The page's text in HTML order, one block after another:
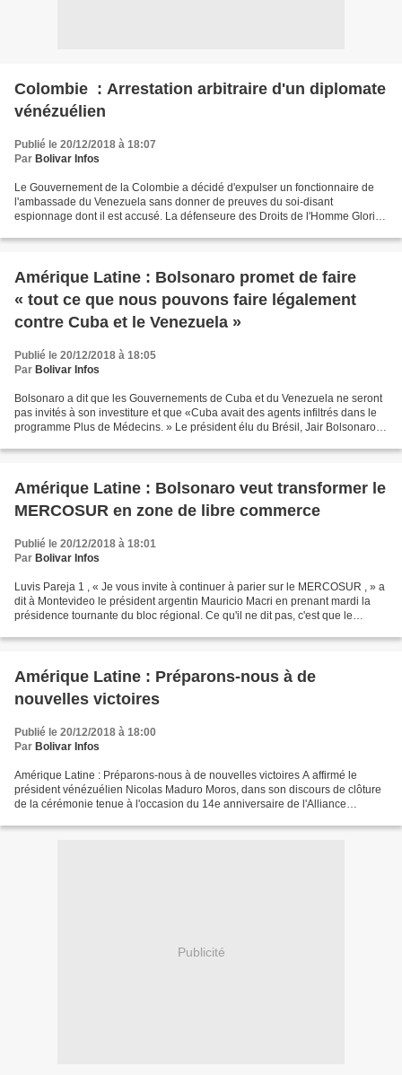
Colombie : Arrestation arbitraire d'un diplomate
vénézuélien
Publié le 20/12/2018 à 18:07
Par Bolivar Infos
Le Gouvernement de la Colombie a décidé d'expulser un fonctionnaire de
l'ambassade du Venezuela sans donner de preuves du soi-disant
espionnage dont il est accusé. La défenseure des Droits de l'Homme Gloria
Amérique Latine : Bolsonaro promet de faire
« tout ce que nous pouvons faire légalement
contre Cuba et le Venezuela »
Publié le 20/12/2018 à 18:05
Par Bolivar Infos
Bolsonaro a dit que les Gouvernements de Cuba et du Venezuela ne seront
pas invités à son investiture et que «Cuba avait des agents infiltrés dans le
programme Plus de Médecins. » Le président élu du Brésil, Jair Bolsonaro, a
Amérique Latine : Bolsonaro veut transformer le
MERCOSUR en zone de libre commerce
Publié le 20/12/2018 à 18:01
Par Bolivar Infos
Luvis Pareja 1 , « Je vous invite à continuer à parier sur le MERCOSUR , » a
dit à Montevideo le président argentin Mauricio Macri en prenant mardi la
présidence tournante du bloc régional. Ce qu'il ne dit pas, c'est que le
Amérique Latine : Préparons-nous à de
nouvelles victoires
Publié le 20/12/2018 à 18:00
Par Bolivar Infos
Amérique Latine : Préparons-nous à de nouvelles victoires A affirmé le
président vénézuélien Nicolas Maduro Moros, dans son discours de clôture
de la cérémonie tenue à l'occasion du 14e anniversaire de l'Alliance
Publicité